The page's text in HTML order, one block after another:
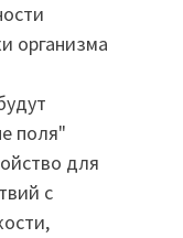
организма
поля"
для
с